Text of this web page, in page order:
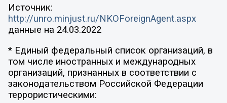
Источник:
http://unro.minjust.ru/NKOForeignAgent.aspx
данные на 24.03.2022
* Единый федеральный список организаций, в
том числе иностранных и международных
организаций, признанных в соответствии с
законодательством Российской Федерации
террористическими: